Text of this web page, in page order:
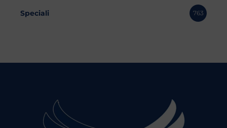
Speciali 763